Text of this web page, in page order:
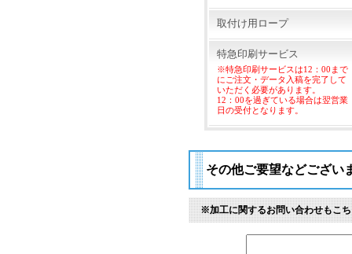
取付け用ロープ
特急印刷サービス
※特急印刷サービスは12：00まで
にご注文・データ入稿を完了して
いただく必要があります。
12：00を過ぎている場合は翌営業
日の受付となります。
その他ご要望などござい
※加工に関するお問い合わせもこ